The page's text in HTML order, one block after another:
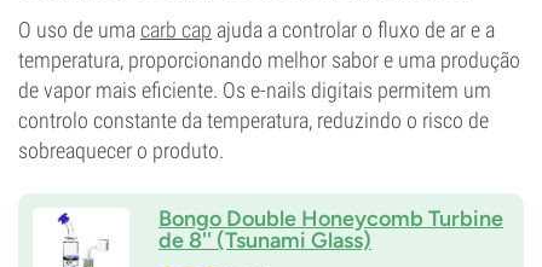
O uso de umacarb cap ajuda a controlar o fluxo de ar e a
temperatura, proporcionando melhor sabor e uma produção
de vapor mais eficiente. Os e-nails digitais permitem um
controlo constante da temperatura, reduzindo o risco de
sobreaquecer o produto.
Bongo Double Honeycomb Turbine
de 8'' (Tsunami Glass)